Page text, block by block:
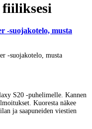
fiiliksesi
-suojakotelo, musta
-suojakotelo, musta
S20 -puhelimelle. Kannen
Kuoresta näkee
ja saapuneiden viestien